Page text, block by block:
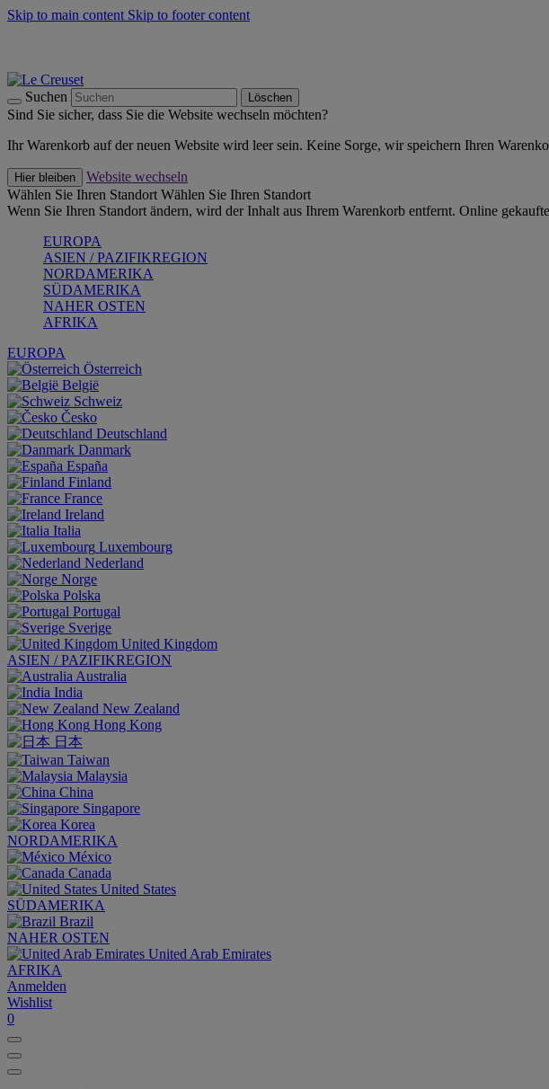
Skip to main content Skip to footer content
Suchen Löschen
Sind Sie sicher, dass Sie die Website wechseln möchten?
Ihr Warenkorb auf der neuen Website wird leer sein. Keine Sorge, wir speichern Ihren
Hier bleiben
Website wechseln
Wählen Sie Ihren Standort Wählen Sie Ihren Standort
Wenn Sie Ihren Standort ändern, wird der Inhalt aus Ihrem Warenkorb entfernt. Online
EUROPA
ASIEN / PAZIFIKREGION
NORDAMERIKA
SÜDAMERIKA
NAHER OSTEN
AFRIKA
EUROPA
Österreich
België
Schweiz
Česko
Deutschland
Danmark
España
Finland
France
Ireland
Italia
Luxembourg
Nederland
Norge
Polska
Portugal
Sverige
United Kingdom
ASIEN / PAZIFIKREGION
Australia
India
New Zealand
Hong Kong
日本
Taiwan
Malaysia
China
Singapore
Korea
NORDAMERIKA
México
Canada
United States
SÜDAMERIKA
Brazil
NAHER OSTEN
United Arab Emirates
AFRIKA
Anmelden
Wishlist
0